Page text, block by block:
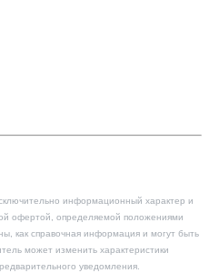
информационный характер и
офертой, определяемой положениями
как справочная информация и могут быть
может изменить характеристики
уведомления.